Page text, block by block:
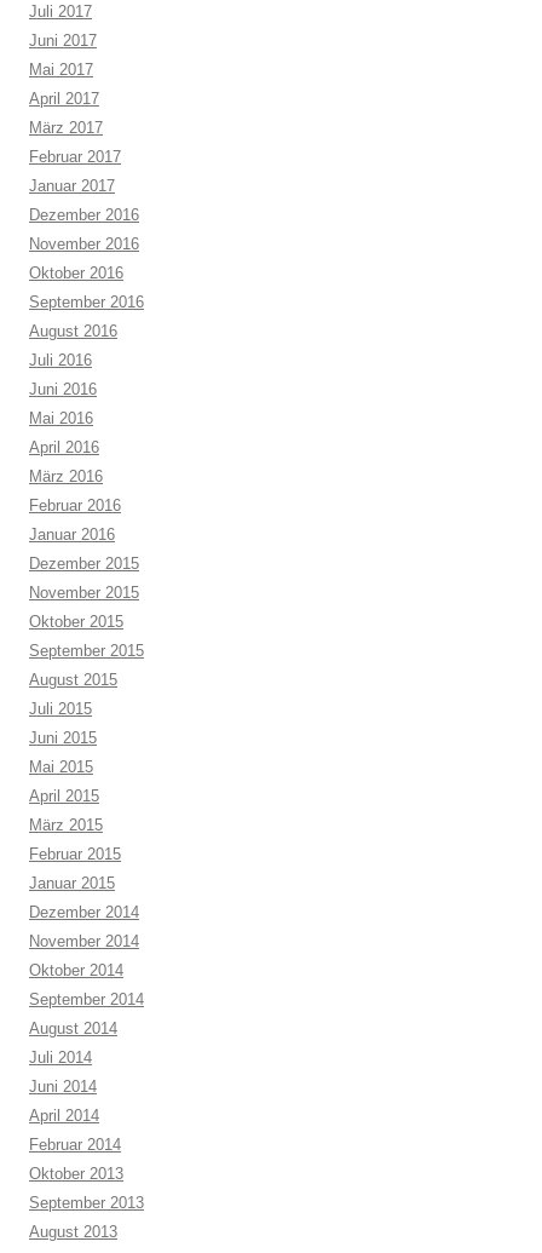
Juli 2017
Juni 2017
Mai 2017
April 2017
März 2017
Februar 2017
Januar 2017
Dezember 2016
November 2016
Oktober 2016
September 2016
August 2016
Juli 2016
Juni 2016
Mai 2016
April 2016
März 2016
Februar 2016
Januar 2016
Dezember 2015
November 2015
Oktober 2015
September 2015
August 2015
Juli 2015
Juni 2015
Mai 2015
April 2015
März 2015
Februar 2015
Januar 2015
Dezember 2014
November 2014
Oktober 2014
September 2014
August 2014
Juli 2014
Juni 2014
April 2014
Februar 2014
Oktober 2013
September 2013
August 2013